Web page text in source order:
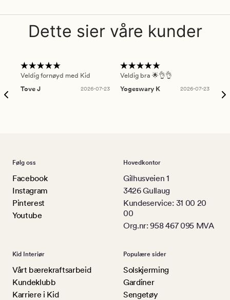
Dette sier våre kunder
Veldig fornøyd med Kid
Tove J
2026-07-23
Veldig bra 🌟👌👌
Yogeswary K
2026-07-23
Følg oss
Facebook
Instagram
Pinterest
Youtube
Hovedkontor
Gilhusveien 1
3426 Gullaug
Kundeservice: 31 00 20
00
Org.nr: 958 467 095 MVA
Kid Interiør
Vårt bærekraftsarbeid
Kundeklubb
Karriere i Kid
Populære sider
Solskjerming
Gardiner
Sengetøy